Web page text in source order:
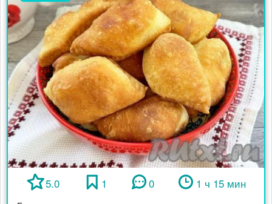
5.0 1 0 1 ч 15 мин